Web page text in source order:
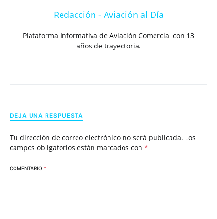
Redacción - Aviación al Día
Plataforma Informativa de Aviación Comercial con 13
años de trayectoria.
DEJA UNA RESPUESTA
Tu dirección de correo electrónico no será publicada. Los
campos obligatorios están marcados con *
COMENTARIO *